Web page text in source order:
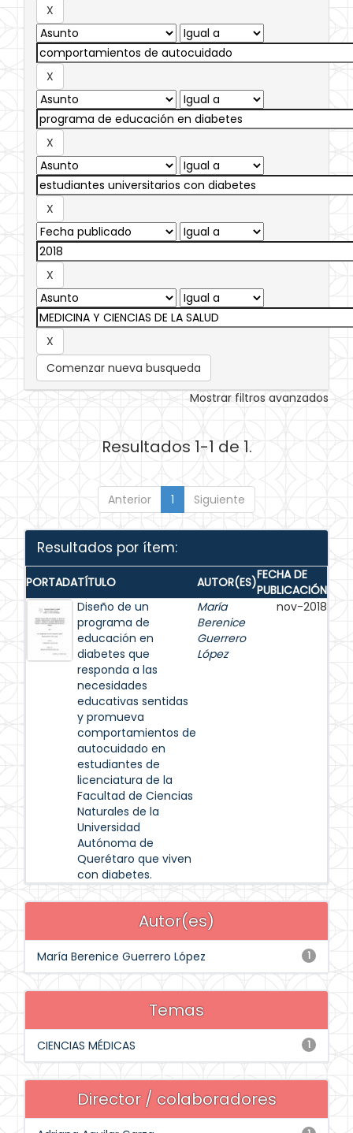
Comenzar nueva busqueda
Mostrar filtros avanzados
Resultados 1-1 de 1.
Anterior 1 Siguiente
Resultados por ítem:
PORTADATÍTULO AUTOR(ES)FECHA DE
PUBLICACIÓN
Diseño de un
programa de
educación en
diabetes que
responda a las
necesidades
educativas sentidas
y promueva
comportamientos de
autocuidado en
estudiantes de
licenciatura de la
Facultad de Ciencias
Naturales de la
Universidad
Autónoma de
Querétaro que viven
con diabetes.
María
Berenice
Guerrero
López
nov-2018
Autor(es)
1
María Berenice Guerrero López
Temas
1
CIENCIAS MÉDICAS
Director / colaboradores